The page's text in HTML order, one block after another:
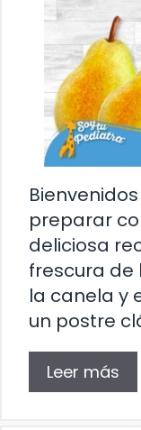
preparar
deliciosa
frescura de
la canela y
un postre
Leer más